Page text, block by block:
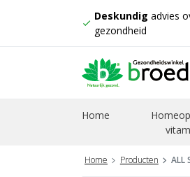
check
Deskundig advies
gezondheid
Home
Home Producten ALL